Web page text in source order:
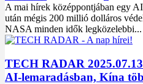
A mai hírek középpontjában egy
után mégis 200 millió dolláros
NASA minden idők legközelebbi...
TECH RADAR
AI-lemaradásban, Kína